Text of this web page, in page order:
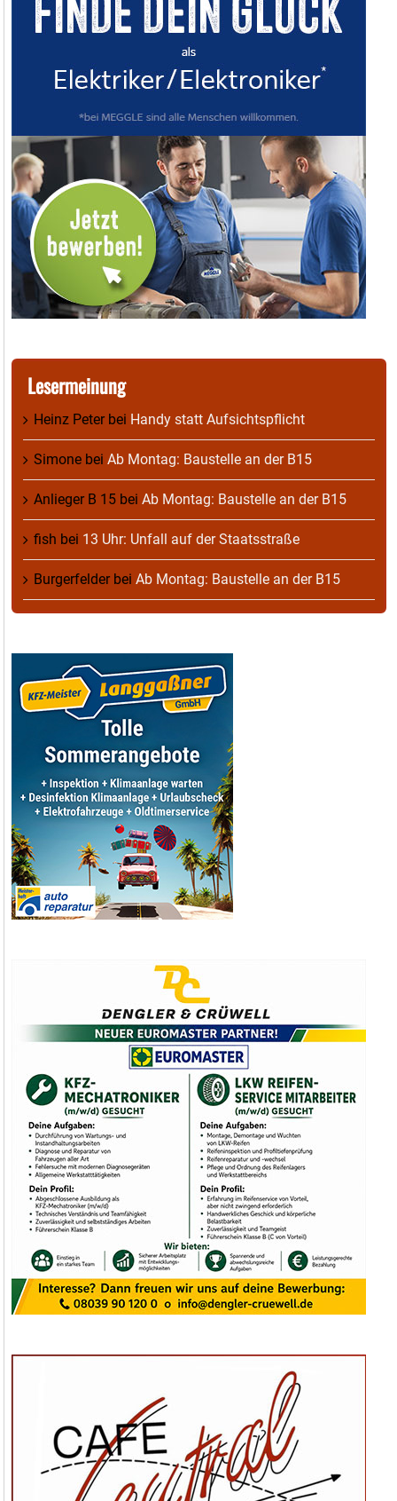
Lesermeinung
Heinz Peterbei Handy statt Aufsichtspflicht
Simone bei Ab Montag: Baustelle an der B15
Anlieger B 15 bei Ab Montag: Baustelle an der B15
fish bei 13 Uhr: Unfall auf der Staatsstraße
Burgerfelderbei Ab Montag: Baustelle an der B15